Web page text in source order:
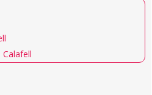
Calafell